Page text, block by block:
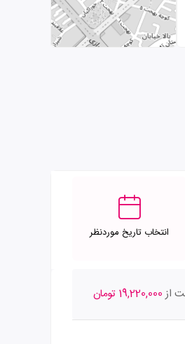
انتخاب تاریخ موردنظر
از19,220,000 تومان